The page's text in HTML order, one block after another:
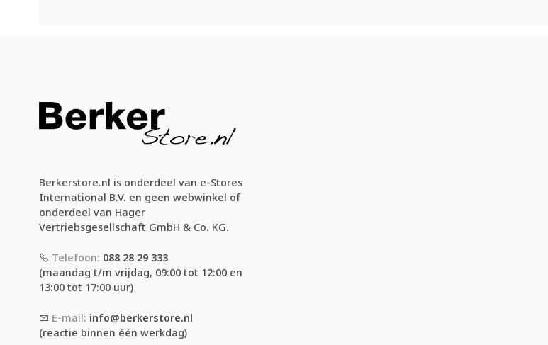
Berkerstore.nl is onderdeel van e-Stores
International B.V. en geen webwinkel of
onderdeel van Hager
Vertriebsgesellschaft GmbH & Co. KG.
Telefoon: 088 28 29 333
(maandag t/m vrijdag, 09:00 tot 12:00 en
13:00 tot 17:00 uur)
E-mail: info@berkerstore.nl
(reactie binnen één werkdag)